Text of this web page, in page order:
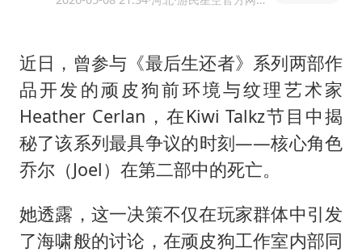
1岁宝宝碰坏纸巾盒 宝妈被索赔924元
女子开一天一夜空调后二氧化碳中毒
97岁英国奶奶飞上天再破吉尼斯纪录
“空调24小时开着更省电”不实
“不建议大家买深色蛋糕”
男子结婚8年3个女儿均非亲生
男子杀人后逃进深山21年活得像野人
近日，曾参与《最后生还者》系列两部作
品开发的顽皮狗前环境与纹理艺术家
Heather Cerlan，在Kiwi Talkz节目中揭
秘了该系列最具争议的时刻——核心角色
乔尔（Joel）在第二部中的死亡。
她透露，这一决策不仅在玩家群体中引发
了海啸般的讨论，在顽皮狗工作室内部同